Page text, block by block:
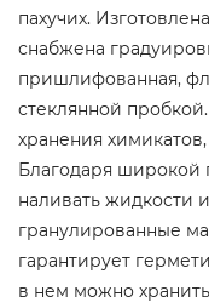
пахучих.
снабжена
пришлифованная,
стеклянной
хранения
Благодаря широкой
наливать жидкости
гранулированные
гарантирует
в нем можно